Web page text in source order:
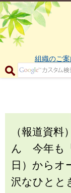
組織のご案
（報道資
ん 今年も
日）からオ
沢なひとと